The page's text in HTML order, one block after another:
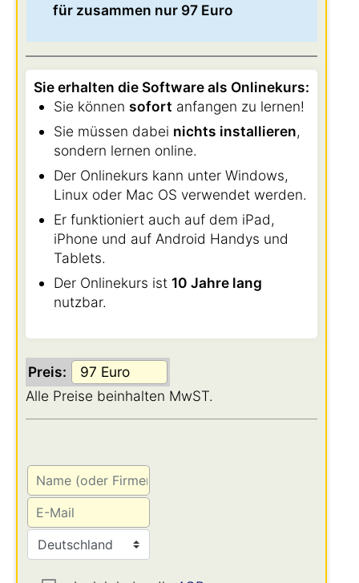
für zusammen nur 97 Euro
Sie erhalten die Software als Onlinekurs:
Sie können sofort anfangen zu lernen!
Sie müssen dabei nichts installieren,
sondern lernen online.
Der Onlinekurs kann unter Windows,
Linux oder Mac OS verwendet werden.
Er funktioniert auch auf dem iPad,
iPhone und auf Android Handys und
Tablets.
Der Onlinekurs ist 10 Jahre lang
nutzbar.
Preis:
Alle Preise beinhalten MwST.